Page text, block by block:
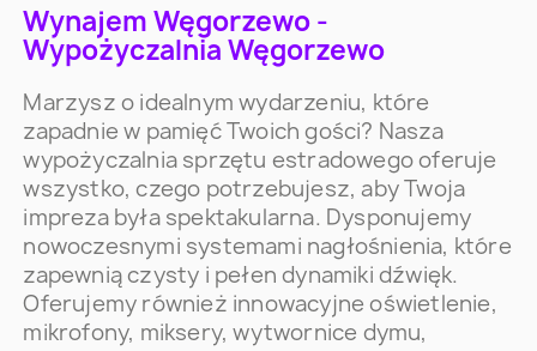
Wynajem Węgorzewo -
Wypożyczalnia Węgorzewo
Marzysz o idealnym wydarzeniu, które
zapadnie w pamięć Twoich gości? Nasza
wypożyczalnia sprzętu estradowego oferuje
wszystko, czego potrzebujesz, aby Twoja
impreza była spektakularna. Dysponujemy
nowoczesnymi systemami nagłośnienia, które
zapewnią czysty i pełen dynamiki dźwięk.
Oferujemy również innowacyjne oświetlenie,
mikrofony, miksery, wytwornice dymu,